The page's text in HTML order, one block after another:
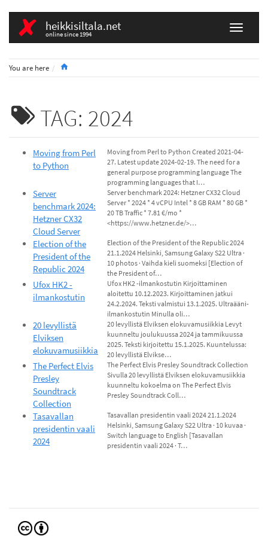
heikkisiltala.net
online since 1994
You are here
TAG: 2024
Moving from Perl
to Python
Moving from Perl to Python Created 2021-04-
27. Latest update 2024-02-19. The need for a
general purpose programming language The
programming languages that I…
Server
benchmark 2024:
Hetzner CX32
Cloud Server
Server benchmark 2024: Hetzner CX32 Cloud
Server * 2024 * 4 vCPU Intel * 8 GB RAM * 80 GB *
20 TB Traffic * 7.81 €/mo *
<https://www.hetzner.de/>…
Election of the
President of the
Republic 2024
Election of the President of the Republic 2024
21.1.2024 Helsinki, Samsung Galaxy S22 Ultra ·
10 photos · Vaihda kieli suomeksi [Election of
the President of…
Ufox HK2 -
ilmankostutin
Ufox HK2 -ilmankostutin Kirjoittaminen
aloitettu 10.12.2023. Kirjoittaminen jatkui
24.2.2024. Teksti valmistui 13.1.2025. Ultraääni-
ilmankostutin Minulla oli…
20 levyllistä
Elviksen
elokuvamusiikkia
20 levyllistä Elviksen elokuvamusiikkia Levyt
kuunneltu joulukuussa 2024 ja tammikuussa
2025. Teksti kirjoitettu 15.1.2025. Kuuntelussa:
20 levyllistä Elvikse…
The Perfect Elvis
Presley
Soundtrack
Collection
The Perfect Elvis Presley Soundtrack Collection
Sivulla 20 levyllistä Elviksen elokuvamusiikkia
kuunneltu kokoelma on The Perfect Elvis
Presley Soundtrack Coll…
Tasavallan
presidentin vaali
2024
Tasavallan presidentin vaali 2024 21.1.2024
Helsinki, Samsung Galaxy S22 Ultra · 10 kuvaa ·
Switch language to English [Tasavallan
presidentin vaali 2024 · T…